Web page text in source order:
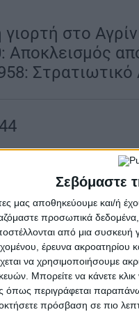
Σεβόμαστε
μας αποθηκεύουμε και/ή
προσωπικά
από μια συσκευή
έρευνα ακροατηρίου
να χρησιμοποιήσουμε
Μπορείτε να κάνετε κλικ
περιγράφεται
πρόσβαση σε πιο
γιορτή στο
Αποκλεισμός
στο
Ελλάδας, του
Αρχή του
της εφημερίδας
και ακολούθησαν
συνοδευόμενους